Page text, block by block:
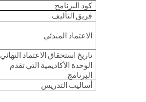
كود البرنامج
فريق التأليف
الاعتماد المبدئي
تاريخ استحقاق الاعتماد النهائي
الوحدة الأكاديمية التي تقدم
البرنامج
أساليب التدريس